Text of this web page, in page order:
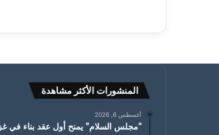
المنشورات الأكثر مشاهدة
أغسطس 6, 2026
“مجلس السلام” يمنح أول عقد بناء في